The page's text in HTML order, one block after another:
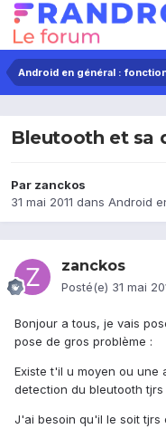
Android en général :
Bleutooth et sa
Par zanckos
31 mai 2011 dans Android
zanckos
Posté(e) 31 mai
Bonjour a tous, je vais
pose de gros problème :
Existe t'il u moyen ou
detection du bleutooth
J'ai besoin qu'il le soit tjrs